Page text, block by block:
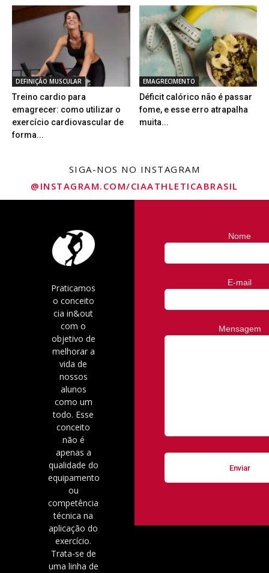
DEFINIÇÃO MUSCULAR
Treino cardio para
emagrecer: como utilizar o
exercício cardiovascular de
forma...
EMAGRECIMENTO
Déficit calórico não é passar
fome, e esse erro atrapalha
muita...
SIGA-NOS NO INSTAGRAM
@INSTAGRAM.COM/CIAATHLETICABRASIL
Nome
E-mail
Mensagem
Praticamos
o conceito
cia in&out
com o
objetivo de
melhorar a
vida de
nossos
alunos
como um
todo. Esse
conceito
não é
apenas a
qualidade do
equipamento
ou
competência
técnica na
aplicação do
exercício.
Trata-se de
uma linha de